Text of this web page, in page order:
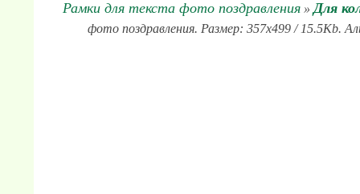
Рамки для текста фото поздравления» Для
фото поздравления. Размер: 357x499 / 15.5Kb.